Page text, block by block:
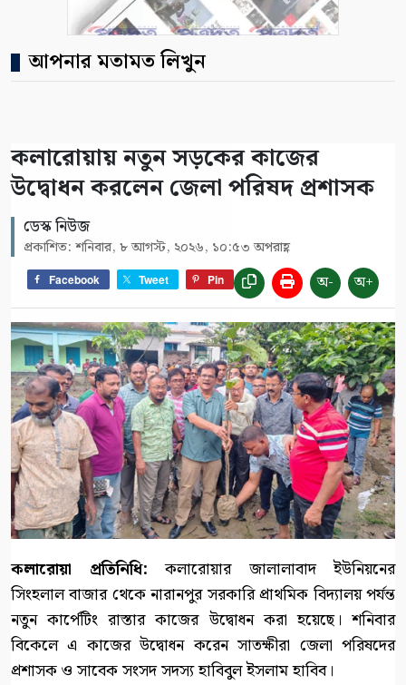
আপনার মতামত লিখুন
কলারোয়ায় নতুন সড়কের কাজের
উদ্বোধন করলেন জেলা পরিষদ প্রশাসক
ডেস্ক নিউজ
প্রকাশিত: শনিবার, ৮ আগস্ট, ২০২৬, ১০:৫৩ অপরাহ্ণ
Facebook Tweet Pin অ- অ+
কলারোয়া প্রতিনিধি: কলারোয়ার জালালাবাদ ইউনিয়নের
সিংহলাল বাজার থেকে নারানপুর সরকারি প্রাথমিক বিদ্যালয় পর্যন্ত
নতুন কার্পেটিং রাস্তার কাজের উদ্বোধন করা হয়েছে। শনিবার
বিকেলে এ কাজের উদ্বোধন করেন সাতক্ষীরা জেলা পরিষদের
প্রশাসক ও সাবেক সংসদ সদস্য হাবিবুল ইসলাম হাবিব।